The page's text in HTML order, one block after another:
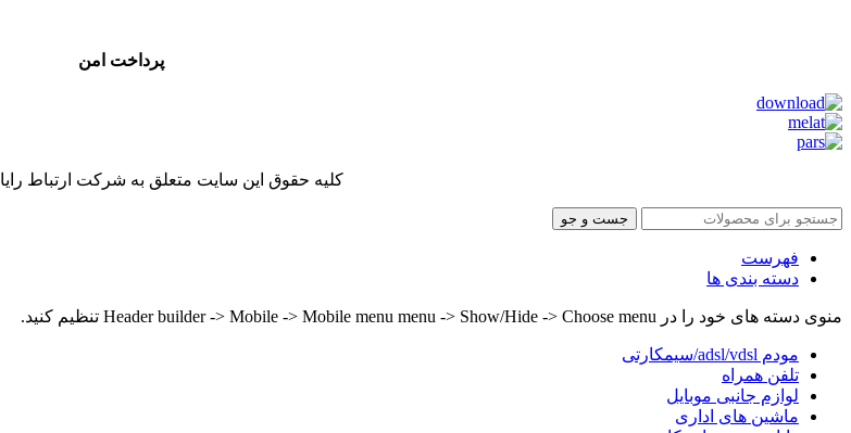
پرداخت امن
کلیه حقوق این سایت متعلق به شرکت ارتباط
جست و جو
فهرست
دسته بندی ها
منوی دسته های خود را در Header builder -> Mobile -> Mobile menu menu -> Show/Hide -> Choose menu تنظیم کنید.
مودم adsl/vdsl/سیمکارتی
تلفن همراه
لوازم جانبی موبایل
ماشین های اداری